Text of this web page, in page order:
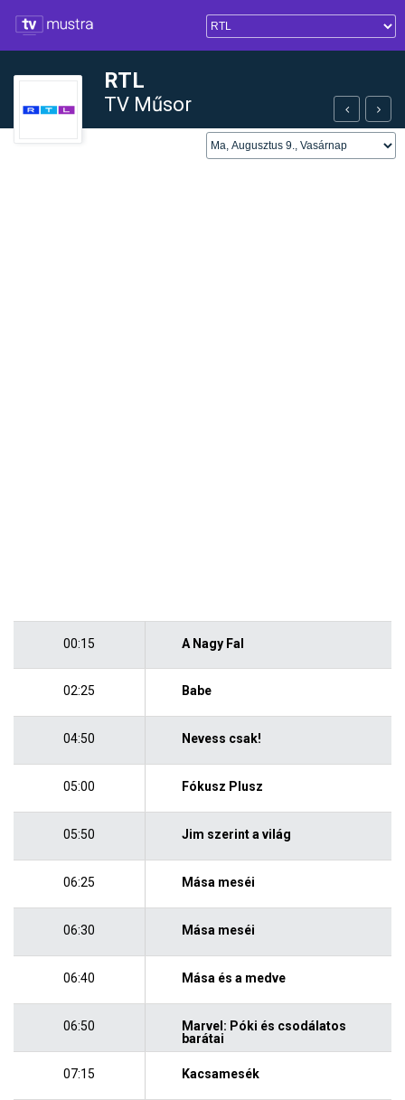
RTL
TV Műsor
00:15 A Nagy Fal
02:25 Babe
04:50 Nevess csak!
05:00 Fókusz Plusz
05:50 Jim szerint a világ
06:25 Mása meséi
06:30 Mása meséi
06:40 Mása és a medve
06:50
Marvel: Póki és csodálatos
barátai
07:15 Kacsamesék